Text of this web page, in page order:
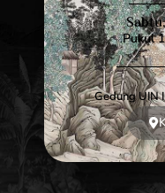
Pukul
Gedung UIN